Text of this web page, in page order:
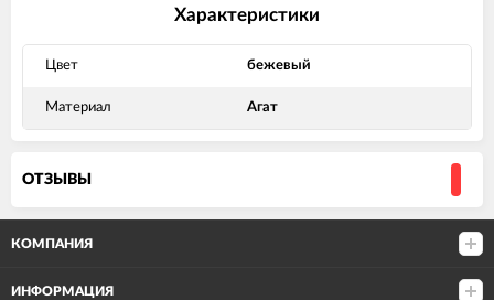
Характеристики
Цвет бежевый
Материал Агат
ОТЗЫВЫ
КОМПАНИЯ
ИНФОРМАЦИЯ